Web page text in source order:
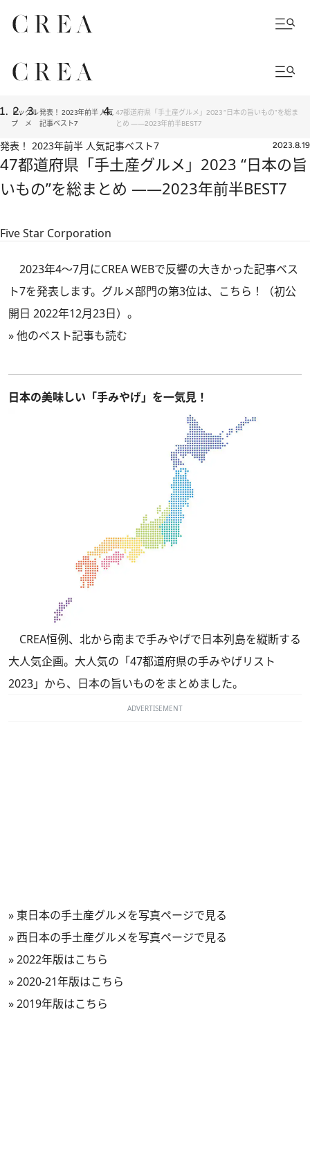
トッ
プ
グル
メ
発表！ 2023年前半 人気
記事ベスト7
47都道府県「手土産グルメ」2023 “日本の旨いもの”を総ま
とめ ――2023年前半BEST7
発表！ 2023年前半 人気記事ベスト7 2023.8.19
47都道府県「手土産グルメ」2023 “日本の旨
いもの”を総まとめ ――2023年前半BEST7
Five Star Corporation
2023年4～7月にCREA WEBで反響の大きかった記事ベス
ト7を発表します。グルメ部門の第3位は、こちら！（初公
開日 2022年12月23日）。
»他のベスト記事も読む
日本の美味しい「手みやげ」を一気見！
CREA恒例、北から南まで手みやげで日本列島を縦断する
大人気企画。大人気の「47都道府県の手みやげリスト
2023」から、日本の旨いものをまとめました。
ADVERTISEMENT
» 東日本の手土産グルメを写真ページで見る
» 西日本の手土産グルメを写真ページで見る
»2022年版はこちら
»2020-21年版はこちら
»2019年版はこちら